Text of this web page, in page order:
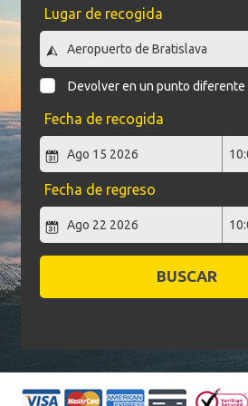
Lugar de recogida
Devolver en un punto diferente
Fecha de recogida
Fecha de regreso
BUSCAR